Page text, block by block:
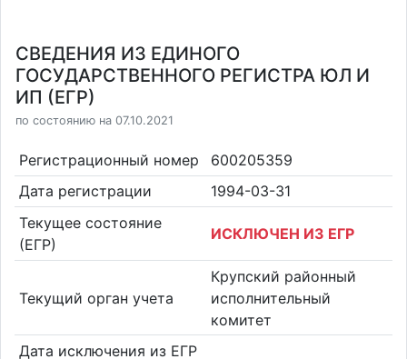
СВЕДЕНИЯ ИЗ ЕДИНОГО
ГОСУДАРСТВЕННОГО РЕГИСТРА ЮЛ И
ИП (ЕГР)
по состоянию на 07.10.2021
Регистрационный номер
600205359
Дата регистрации
1994-03-31
Текущее состояние
(ЕГР)
ИСКЛЮЧЕН ИЗ ЕГР
Текущий орган учета
Крупский районный
исполнительный
комитет
Дата исключения из ЕГР